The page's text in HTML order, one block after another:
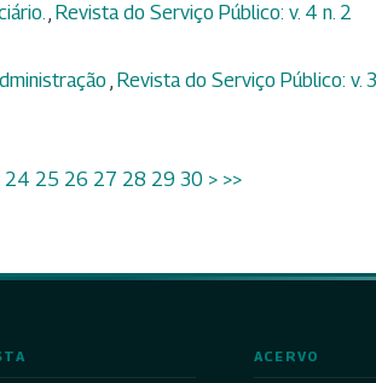
, Revista do Serviço Público: v. 4 n. 2
, Revista do Serviço Público: v.
24 25 26 27 28 29 30 > >>
ACERVO